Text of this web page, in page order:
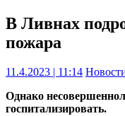
В Ливнах
пожара
11.4.2023 | 11:14
Однако
госпитализировать.